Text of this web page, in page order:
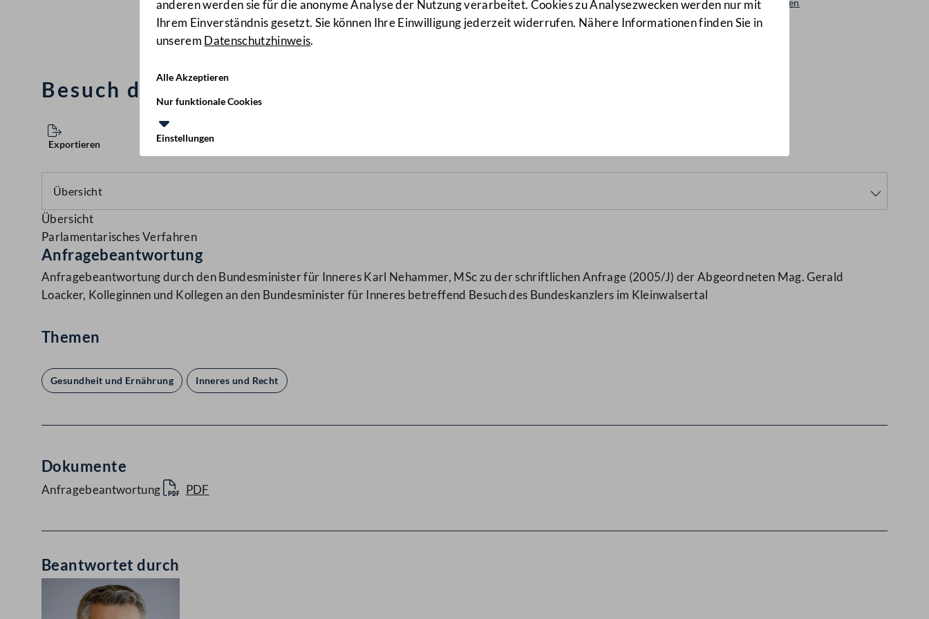
anderen werden sie für die anonyme Analyse der Nutzung verarbeitet. Cookies zu Analysezwecken werden nur mit
Ihrem Einverständnis gesetzt. Sie können Ihre Einwilligung jederzeit widerrufen. Nähere Informationen finden Sie in
unserem Datenschutzhinweis.
Alle Akzeptieren
Nur funktionale Cookies
Einstellungen
Beantwortungen
2012/AB
Besuch des Bundeskanzlers im Kleinwalsertal
Exportieren
Übersicht
Parlamentarisches Verfahren
Anfragebeantwortung
Anfragebeantwortung durch den Bundesminister für Inneres Karl Nehammer, MSc zu der schriftlichen Anfrage (2005/J) der Abgeordneten Mag. Gerald
Loacker, Kolleginnen und Kollegen an den Bundesminister für Inneres betreffend Besuch des Bundeskanzlers im Kleinwalsertal
Themen
Gesundheit und Ernährung Inneres und Recht
Dokumente
Anfragebeantwortung PDF
Beantwortet durch